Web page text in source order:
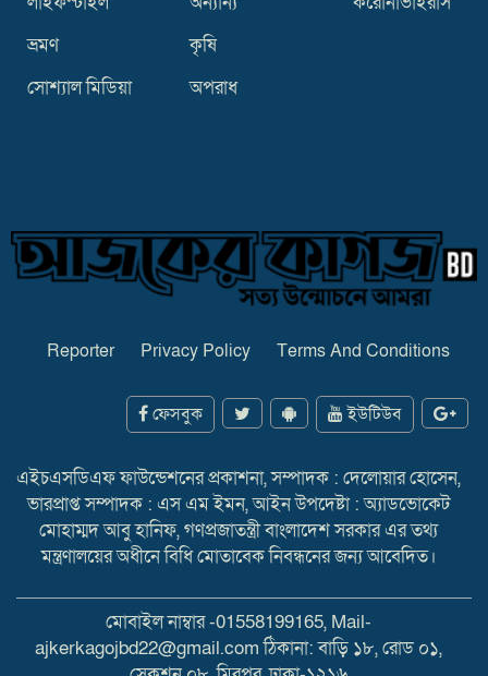
ভ্রমণ
সোশ্যাল মিডিয়া
কৃষি
অপরাধ
Reporter Privacy Policy Terms And Conditions
ফেসবুক ইউটিউব
এইচএসডিএফ ফাউন্ডেশনের প্রকাশনা, সম্পাদক : দেলোয়ার হোসেন,
ভারপ্রাপ্ত সম্পাদক : এস এম ইমন, আইন উপদেষ্টা : অ্যাডভোকেট
মোহাম্মদ আবু হানিফ, গণপ্রজাতন্ত্রী বাংলাদেশ সরকার এর তথ্য
মন্ত্রণালয়ের অধীনে বিধি মোতাবেক নিবন্ধনের জন্য আবেদিত।
মোবাইল নাম্বার -01558199165, Mail-
ajkerkagojbd22@gmail.com ঠিকানা: বাড়ি ১৮, রোড ০১,